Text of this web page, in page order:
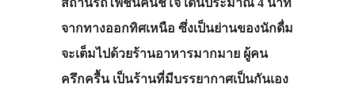
สถานีรถไฟชินคินชิโจ เดินประมาณ 4 นาที
จากทางออกทิศเหนือ ซึ่งเป็นย่านของนักดื่ม
จะเต็มไปด้วยร้านอาหารมากมาย ผู้คน
ครึกครื้น เป็นร้านที่มีบรรยากาศเป็นกันเอง